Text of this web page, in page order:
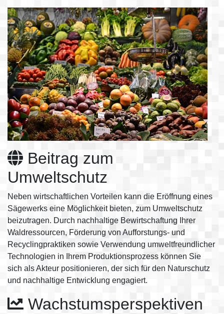
Beitrag zum
Umweltschutz
Neben wirtschaftlichen Vorteilen kann die Eröffnung eines
Sägewerks eine Möglichkeit bieten, zum Umweltschutz
beizutragen. Durch nachhaltige Bewirtschaftung Ihrer
Waldressourcen, Förderung von Aufforstungs- und
Recyclingpraktiken sowie Verwendung umweltfreundlicher
Technologien in Ihrem Produktionsprozess können Sie
sich als Akteur positionieren, der sich für den Naturschutz
und nachhaltige Entwicklung engagiert.
Wachstumsperspektiven